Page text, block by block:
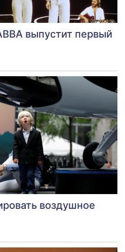
выпустит первый
воздушное